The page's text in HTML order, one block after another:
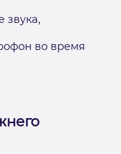
звука,
во время